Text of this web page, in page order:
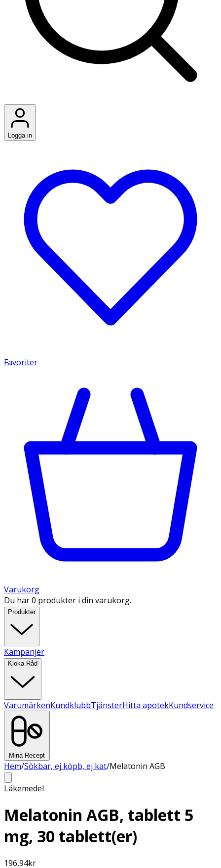
Logga in
Favoriter
Varukorg
Du har 0 produkter i din varukorg.
Produkter
Kampanjer
Kloka Råd
VarumärkenKundklubbTjänsterHitta apotekKundservice
Mina Recept
Hem/Sökbar, ej köpb, ej kat/Melatonin AGB
Läkemedel
Melatonin AGB, tablett 5
mg, 30 tablett(er)
196,94kr